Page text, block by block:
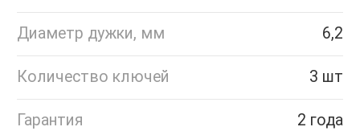
Диаметр дужки, мм 6,2
Количество ключей 3 шт
Гарантия 2 года